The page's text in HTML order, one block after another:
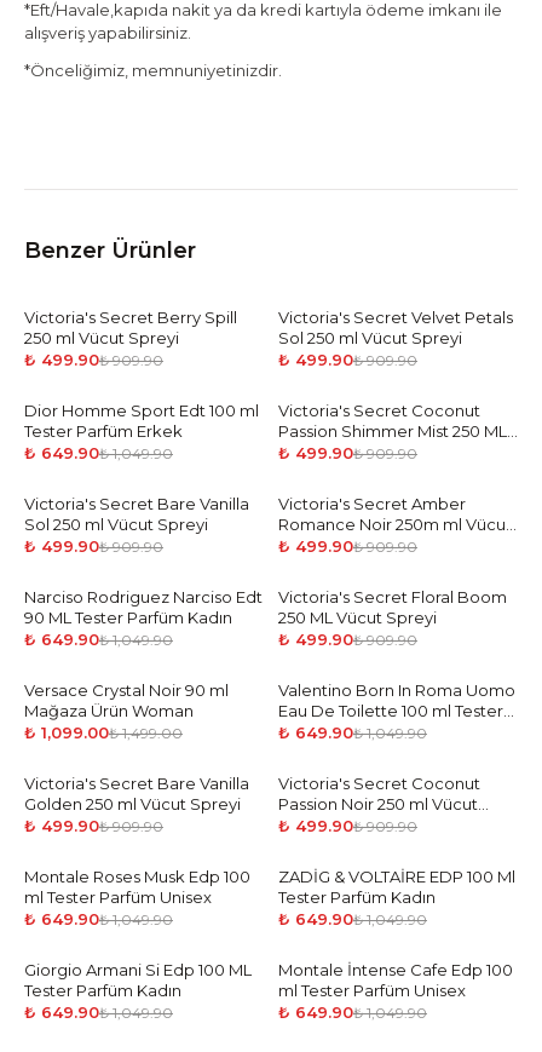
*Eft/Havale,kapıda nakit ya da kredi kartıyla ödeme imkanı ile
alışveriş yapabilirsiniz.
*Önceliğimiz, memnuniyetinizdir.
Benzer Ürünler
-45%
Victoria's Secret Berry Spill
250 ml Vücut Spreyi
₺ 499.90₺ 909.90
-45%
Victoria's Secret Velvet Petals
Sol 250 ml Vücut Spreyi
₺ 499.90₺ 909.90
-38%
Dior Homme Sport Edt 100 ml
Tester Parfüm Erkek
₺ 649.90₺ 1,049.90
-45%
Victoria's Secret Coconut
Passion Shimmer Mist 250 ML
Vücut Spreyi
₺ 499.90₺ 909.90
-45%
Victoria's Secret Bare Vanilla
Sol 250 ml Vücut Spreyi
₺ 499.90₺ 909.90
-45%
Victoria's Secret Amber
Romance Noir 250m ml Vücut
Spreyi
₺ 499.90₺ 909.90
-38%
Narciso Rodriguez Narciso Edt
90 ML Tester Parfüm Kadın
₺ 649.90₺ 1,049.90
-45%
Victoria's Secret Floral Boom
250 ML Vücut Spreyi
₺ 499.90₺ 909.90
-27%
Versace Crystal Noir 90 ml
Mağaza Ürün Woman
₺ 1,099.00₺ 1,499.00
-38%
Valentino Born In Roma Uomo
Eau De Toilette 100 ml Tester
Parfüm Erkek
₺ 649.90₺ 1,049.90
-45%
Victoria's Secret Bare Vanilla
Golden 250 ml Vücut Spreyi
₺ 499.90₺ 909.90
-45%
Victoria's Secret Coconut
Passion Noir 250 ml Vücut
Spreyi
₺ 499.90₺ 909.90
-38%
Montale Roses Musk Edp 100
ml Tester Parfüm Unisex
₺ 649.90₺ 1,049.90
-38%
ZADİG & VOLTAİRE EDP 100 Ml
Tester Parfüm Kadın
₺ 649.90₺ 1,049.90
-38%
Giorgio Armani Si Edp 100 ML
Tester Parfüm Kadın
₺ 649.90₺ 1,049.90
-38%
Montale İntense Cafe Edp 100
ml Tester Parfüm Unisex
₺ 649.90₺ 1,049.90